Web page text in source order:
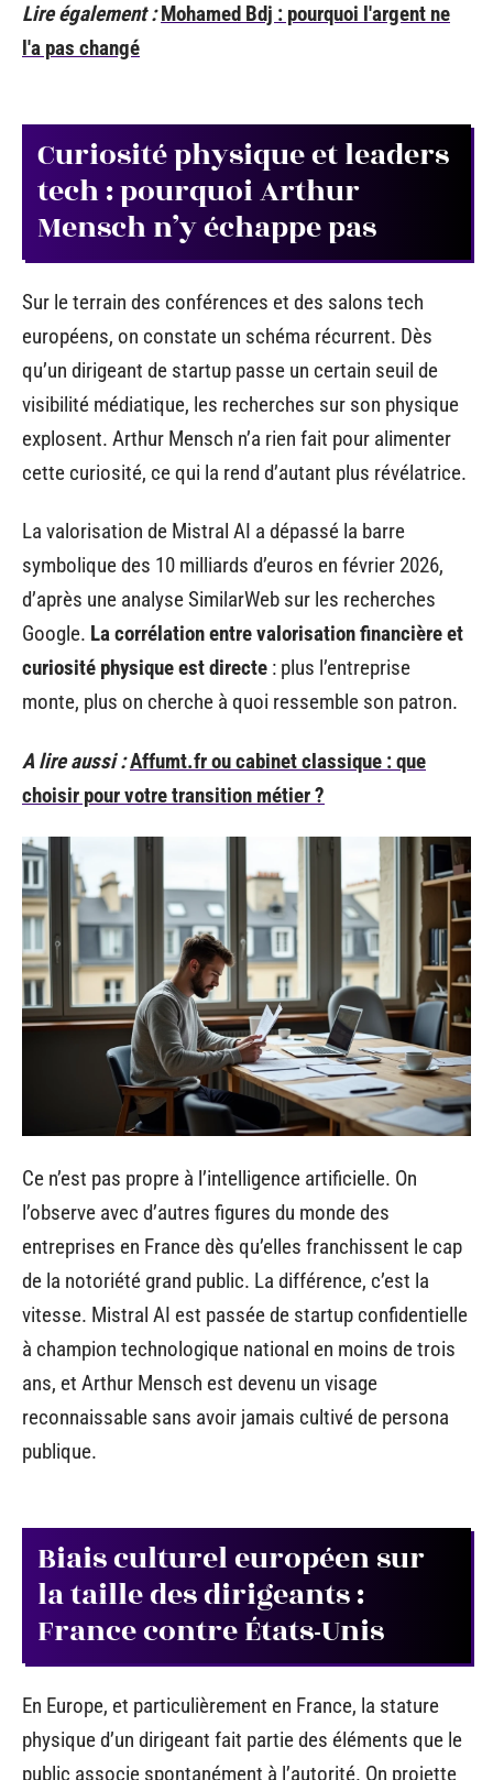
Lire également : Mohamed Bdj : pourquoi l'argent ne
l'a pas changé
Curiosité physique et leaders
tech : pourquoi Arthur
Mensch n’y échappe pas
Sur le terrain des conférences et des salons tech
européens, on constate un schéma récurrent. Dès
qu’un dirigeant de startup passe un certain seuil de
visibilité médiatique, les recherches sur son physique
explosent. Arthur Mensch n’a rien fait pour alimenter
cette curiosité, ce qui la rend d’autant plus révélatrice.
La valorisation de Mistral AI a dépassé la barre
symbolique des 10 milliards d’euros en février 2026,
d’après une analyse SimilarWeb sur les recherches
Google. La corrélation entre valorisation financière et
curiosité physique est directe : plus l’entreprise
monte, plus on cherche à quoi ressemble son patron.
A lire aussi :Affumt.fr ou cabinet classique : que
choisir pour votre transition métier ?
Ce n’est pas propre à l’intelligence artificielle. On
l’observe avec d’autres figures du monde des
entreprises en France dès qu’elles franchissent le cap
de la notoriété grand public. La différence, c’est la
vitesse. Mistral AI est passée de startup confidentielle
à champion technologique national en moins de trois
ans, et Arthur Mensch est devenu un visage
reconnaissable sans avoir jamais cultivé de persona
publique.
Biais culturel européen sur
la taille des dirigeants :
France contre États-Unis
En Europe, et particulièrement en France, la stature
physique d’un dirigeant fait partie des éléments que le
public associe spontanément à l’autorité. On projette